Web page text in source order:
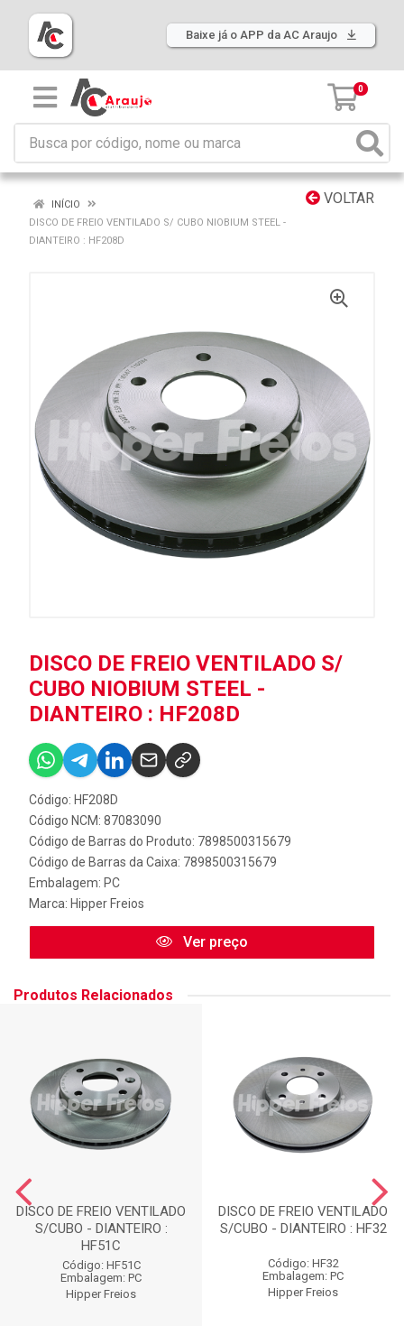
Baixe já o APP da AC Araujo
0
VOLTAR
INÍCIO
DISCO DE FREIO VENTILADO S/ CUBO NIOBIUM STEEL -
DIANTEIRO : HF208D
DISCO DE FREIO VENTILADO S/
CUBO NIOBIUM STEEL -
DIANTEIRO : HF208D
Código: HF208D
Código NCM: 87083090
Código de Barras do Produto: 7898500315679
Código de Barras da Caixa: 7898500315679
Embalagem: PC
Marca: Hipper Freios
Ver preço
Produtos Relacionados
DISCO DE FREIO VENTILADO
S/CUBO - DIANTEIRO :
HF51C
Código: HF51C
Embalagem: PC
Hipper Freios
DISCO DE FREIO VENTILADO
S/CUBO - DIANTEIRO : HF32
Código: HF32
Embalagem: PC
Hipper Freios